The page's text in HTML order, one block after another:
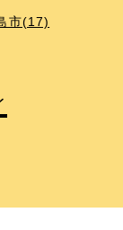
市(17)